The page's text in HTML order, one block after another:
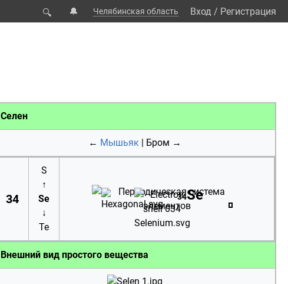
🔍 🔔 Челябинская область Вход / Регистрация
Селен
← Мышьяк | Бром →
34
S
↑
Se
↓
Te
34Se
Внешний вид простого вещества